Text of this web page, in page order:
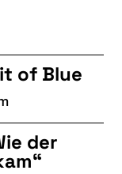
of Blue
der